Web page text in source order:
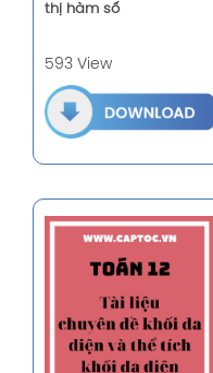
thị hàm số
593 View